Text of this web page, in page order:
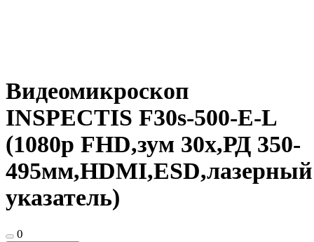
Видеомикроскоп
INSPECTIS F30s-500-E-L
(1080p FHD,зум 30x,РД 350-
495мм,HDMI,ESD,лазерный
указатель)
0